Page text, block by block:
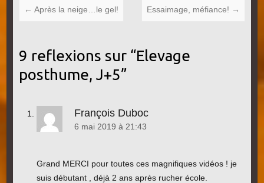
← Après la neige…le gel! Essaimage, méfiance! →
9 reflexions sur “Elevage
posthume, J+5”
François Duboc
6 mai 2019 à 21:43
Grand MERCI pour toutes ces magnifiques vidéos ! je
suis débutant , déjà 2 ans après rucher école.